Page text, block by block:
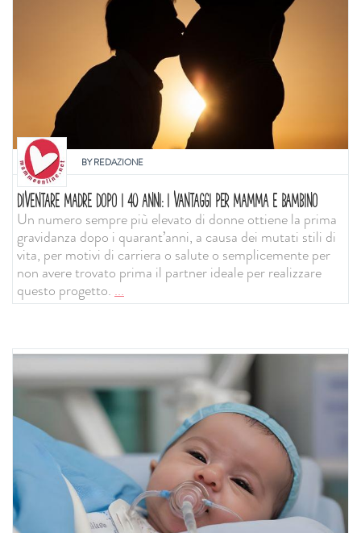
BYREDAZIONE
DIVENTARE MADRE DOPO I 40 ANNI: I VANTAGGI PER MAMMA E BAMBINO
Un numero sempre più elevato di donne ottiene la prima
gravidanza dopo i quarant’anni, a causa dei mutati stili di
vita, per motivi di carriera o salute o semplicemente per
non avere trovato prima il partner ideale per realizzare
questo progetto....